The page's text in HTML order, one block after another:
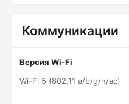
Коммуникации
Версия Wi-Fi
Wi-Fi 5 (802.11 a/b/g/n/ac)